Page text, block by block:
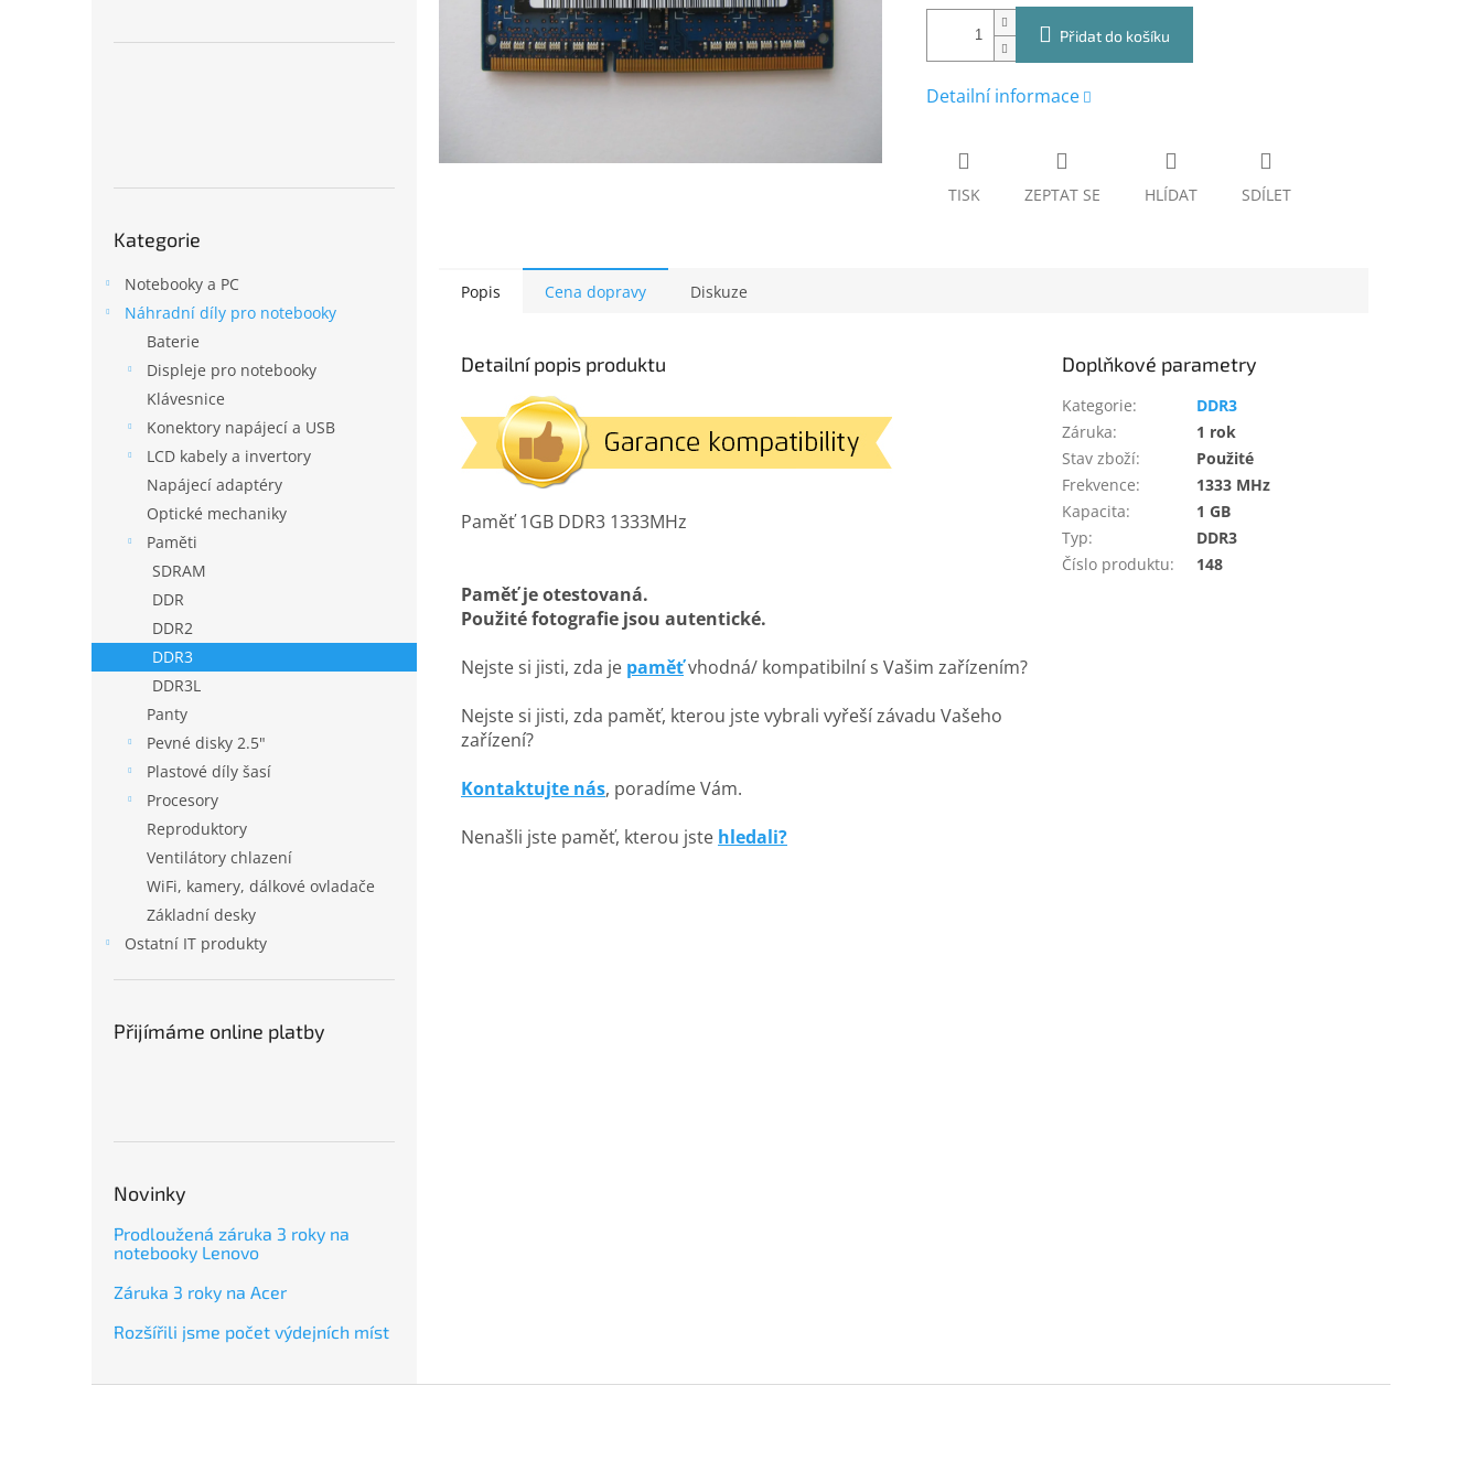
kategorie
Kategorie
Notebooky a PC
Náhradní díly pro notebooky
Baterie
Displeje pro notebooky
Klávesnice
Konektory napájecí a USB
LCD kabely a invertory
Napájecí adaptéry
Optické mechaniky
Paměti
SDRAM
DDR
DDR2
DDR3
DDR3L
Panty
Pevné disky 2.5"
Plastové díly šasí
Procesory
Reproduktory
Ventilátory chlazení
WiFi, kamery, dálkové ovladače
Základní desky
Ostatní IT produkty
Přijímáme online platby
Novinky
Prodloužená záruka 3 roky na
notebooky Lenovo
Záruka 3 roky na Acer
Rozšířili jsme počet výdejních míst
Přidat do košíku
Detailní informace
TISK ZEPTAT SE HLÍDAT SDÍLET
Popis Cena dopravy Diskuze
Detailní popis produktu
Paměť 1GB DDR3 1333MHz
Paměť je otestovaná.
Použité fotografie jsou autentické.
Nejste si jisti, zda je paměťvhodná/ kompatibilní s Vašim zařízením?
Nejste si jisti, zda paměť, kterou jste vybrali vyřeší závadu Vašeho
zařízení?
Kontaktujte nás, poradíme Vám.
Nenašli jste paměť, kterou jste hledali?
Doplňkové parametry
Kategorie:
DDR3
Záruka:
1 rok
Stav zboží:
Použité
Frekvence:
1333 MHz
Kapacita:
1 GB
Typ:
DDR3
Číslo produktu: 148